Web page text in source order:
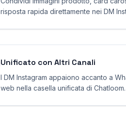
risposta rapida direttamente nei DM
Unificato con Altri Canali
I DM Instagram appaiono accanto a
web nella casella unificata di Chatloom.